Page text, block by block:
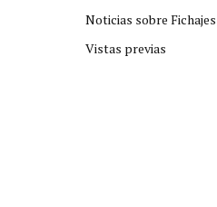
Noticias sobre Fichajes
Vistas previas